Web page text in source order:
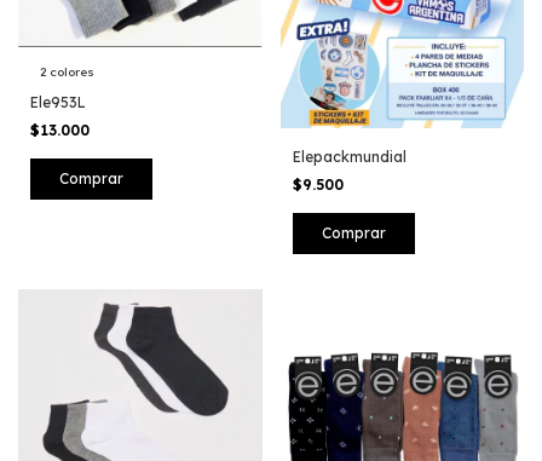
2 colores
Ele953L
$13.000
Comprar
Elepackmundial
$9.500